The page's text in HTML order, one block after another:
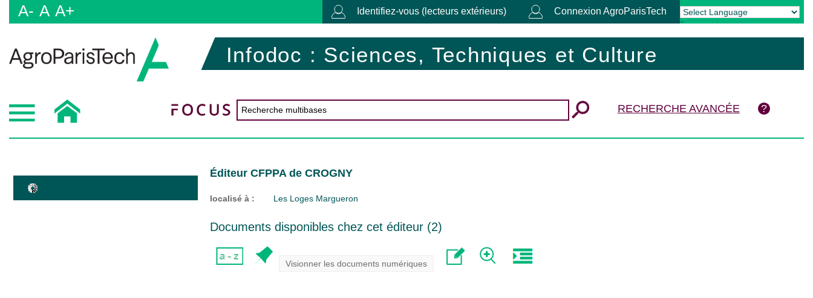
A- A A+ Identifiez-vous (lecteurs extérieurs) Connexion AgroParisTech
Powered by Translate
Infodoc : Sciences, Techniques et Culture
RECHERCHE AVANCÉE
Éditeur CFPPA de CROGNY
localisé à : Les Loges Margueron
Documents disponibles chez cet éditeur (2)
Visionner les documents numériques